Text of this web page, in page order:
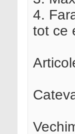
4.
tot ce